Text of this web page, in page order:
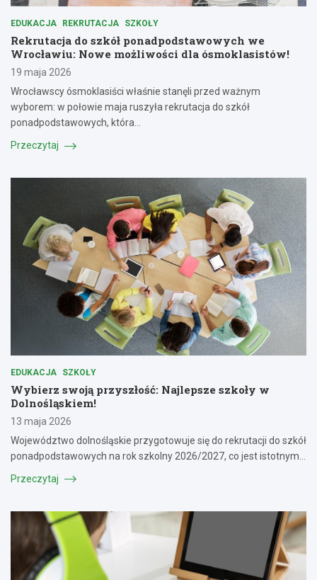
EDUKACJA REKRUTACJA SZKOŁY
Rekrutacja do szkół ponadpodstawowych we
Wrocławiu: Nowe możliwości dla ósmoklasistów!
19 maja 2026
Wrocławscy ósmoklasiści właśnie stanęli przed ważnym
wyborem: w połowie maja ruszyła rekrutacja do szkół
ponadpodstawowych, która…
Przeczytaj
EDUKACJA SZKOŁY
Wybierz swoją przyszłość: Najlepsze szkoły w
Dolnośląskiem!
13 maja 2026
Województwo dolnośląskie przygotowuje się do rekrutacji do szkół
ponadpodstawowych na rok szkolny 2026/2027, co jest istotnym…
Przeczytaj